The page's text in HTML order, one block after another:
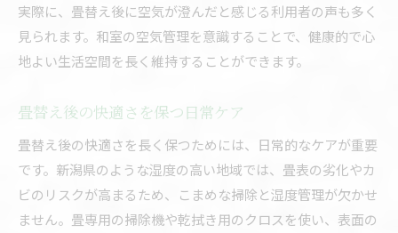
実際に、畳替え後に空気が澄んだと感じる利用者の声も多く
見られます。和室の空気管理を意識することで、健康的で心
地よい生活空間を長く維持することができます。
畳替え後の快適さを保つ日常ケア
畳替え後の快適さを長く保つためには、日常的なケアが重要
です。新潟県のような湿度の高い地域では、畳表の劣化やカ
ビのリスクが高まるため、こまめな掃除と湿度管理が欠かせ
ません。畳専用の掃除機や乾拭き用のクロスを使い、表面の